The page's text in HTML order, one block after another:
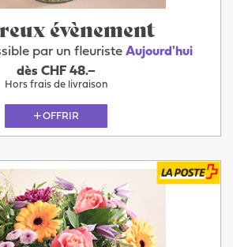
évènement
par un fleuriste Aujourd'hui
dès CHF 48.–
Hors frais de livraison
OFFRIR